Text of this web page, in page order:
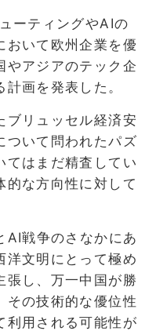
ーティングやAIの
おいて欧州企業を優
やアジアのテック企
画を発表した。
ブリュッセル経済安
ついて問われたパズ
てはまだ精査してい
的な方向性に対して
AI戦争のさなかにあ
洋文明にとって極め
張し、万一中国が勝
その技術的な優位性
利用される可能性が